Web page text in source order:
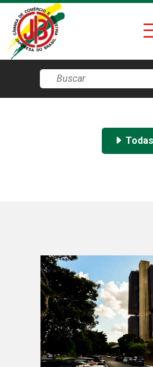
Todas